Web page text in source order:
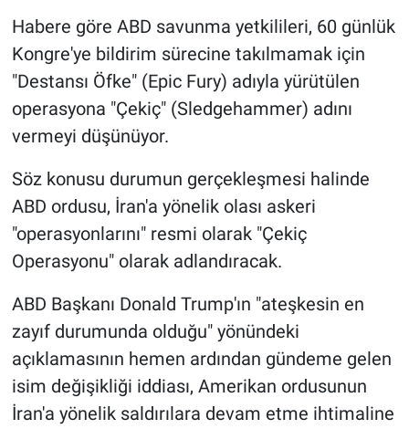
Habere göre ABD savunma yetkilileri, 60 günlük
Kongre'ye bildirim sürecine takılmamak için
"Destansı Öfke" (Epic Fury) adıyla yürütülen
operasyona "Çekiç" (Sledgehammer) adını
vermeyi düşünüyor.
Söz konusu durumun gerçekleşmesi halinde
ABD ordusu, İran'a yönelik olası askeri
"operasyonlarını" resmi olarak "Çekiç
Operasyonu" olarak adlandıracak.
ABD Başkanı Donald Trump'ın "ateşkesin en
zayıf durumunda olduğu" yönündeki
açıklamasının hemen ardından gündeme gelen
isim değişikliği iddiası, Amerikan ordusunun
İran'a yönelik saldırılara devam etme ihtimaline